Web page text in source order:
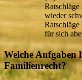
wieder
für sich
Welche Aufgaben
Familienrecht?